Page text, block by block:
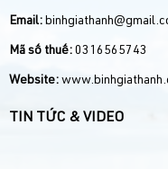
Email:
Mã số thuế: 0316565743
Website:
TIN TỨC & VIDEO